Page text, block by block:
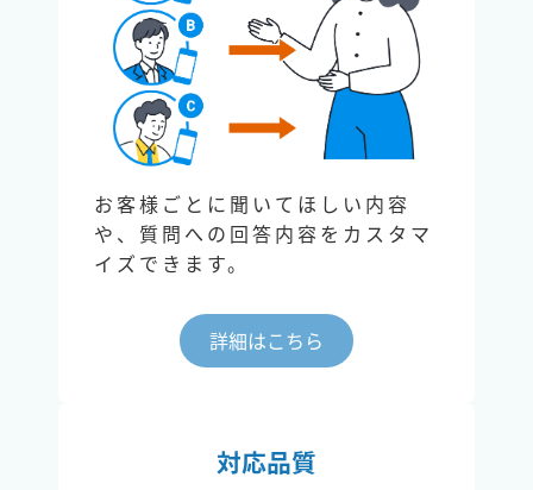
お客様ごとに聞いてほしい内容
や、質問への回答内容をカスタマ
イズできます。
詳細はこちら
対応品質